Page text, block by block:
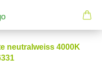
neutralweiss 4000K